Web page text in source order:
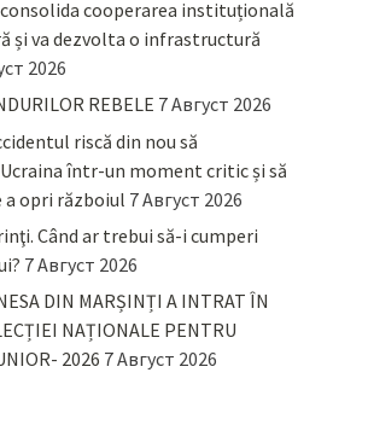
cooperarea instituțională
și va dezvolta o infrastructură
2026
REBELE 7 Август 2026
riscă din nou să
într-un moment critic și să
a opri războiul 7 Август 2026
Când ar trebui să-i cumperi
7 Август 2026
DIN MARȘINȚI A INTRAT ÎN
NAȚIONALE PENTRU
2026 7 Август 2026